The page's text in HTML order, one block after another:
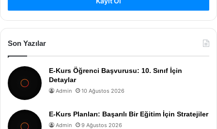
Son Yazılar
E-Kurs Öğrenci Başvurusu: 10. Sınıf İçin
Detaylar
Admin 10 Ağustos 2026
E-Kurs Planları: Başarılı Bir Eğitim İçin Stratejiler
Admin 9 Ağustos 2026